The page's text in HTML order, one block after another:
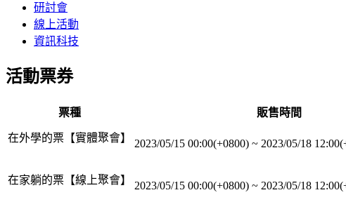
研討會
線上活動
資訊科技
活動票券
票種 販售時間
在外學的票【實體聚會】 2023/05/15 00:00(+0800) ~ 2023/05/18
在家躺的票【線上聚會】 2023/05/15 00:00(+0800) ~ 2023/05/18